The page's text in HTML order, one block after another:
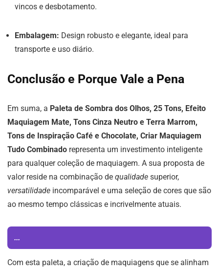
vincos e desbotamento.
Embalagem: Design robusto e elegante, ideal para
transporte e uso diário.
Conclusão e Porque Vale a Pena
Em suma, a Paleta de Sombra dos Olhos, 25 Tons, Efeito
Maquiagem Mate, Tons Cinza Neutro e Terra Marrom,
Tons de Inspiração Café e Chocolate, Criar Maquiagem
Tudo Combinado representa um investimento inteligente
para qualquer coleção de maquiagem. A sua proposta de
valor reside na combinação de qualidade superior,
versatilidade incomparável e uma seleção de cores que são
ao mesmo tempo clássicas e incrivelmente atuais.
...
Com esta paleta, a criação de maquiagens que se alinham